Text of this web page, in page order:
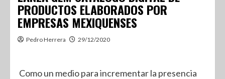
PRODUCTOS ELABORADOS POR
EMPRESAS MEXIQUENSES
Pedro Herrera 29/12/2020
Como un medio para incrementar la presencia